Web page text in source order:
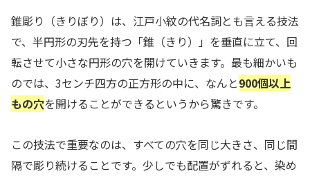
錐彫り（きりぼり）は、江戸小紋の代名詞とも言える技法
で、半円形の刃先を持つ「錐（きり）」を垂直に立て、回
転させて小さな円形の穴を開けていきます。最も細かいも
のでは、3センチ四方の正方形の中に、なんと900個以上
もの穴を開けることができるというから驚きです。
この技法で重要なのは、すべての穴を同じ大きさ、同じ間
隔で彫り続けることです。少しでも配置がずれると、染め